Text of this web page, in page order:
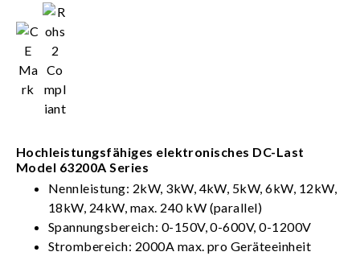
Hochleistungsfähiges elektronisches DC-Last
Model 63200A Series
Nennleistung: 2kW, 3kW, 4kW, 5kW, 6kW, 12kW,
18kW, 24kW, max. 240 kW (parallel)
Spannungsbereich: 0-150V, 0-600V, 0-1200V
Strombereich: 2000A max. pro Geräteeinheit